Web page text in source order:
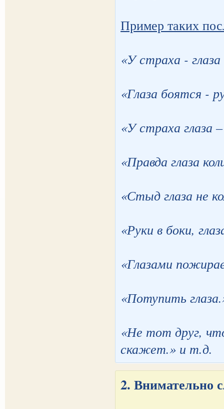
Пример таких
«У страха - глаза
«Глаза боятся -
«У страха глаза
«Правда глаза
«Стыд глаза не
«Руки в боки,
«Глазами
«Потупить
«Не тот друг,
скажет.» и т.д.
2. Внимательно